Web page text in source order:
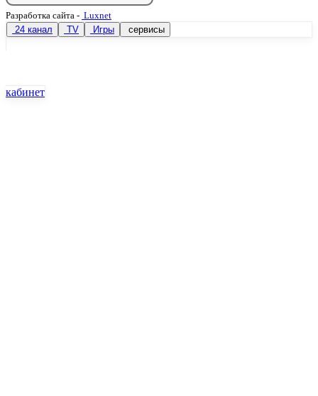
Разработка сайта - Luxnet
24 канал
TV Игры сервисы
кабинет